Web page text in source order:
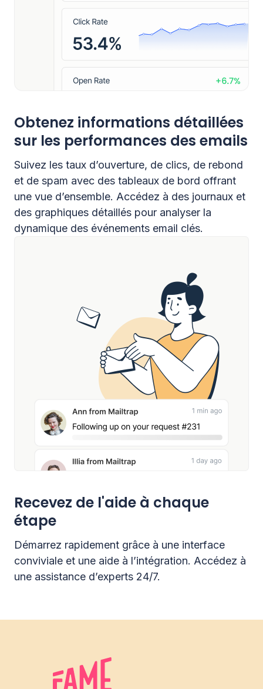
Obtenez informations détaillées
sur les performances des emails
Suivez les taux d’ouverture, de clics, de rebond
et de spam avec des tableaux de bord offrant
une vue d’ensemble. Accédez à des journaux et
des graphiques détaillés pour analyser la
dynamique des événements email clés.
Recevez de l'aide à chaque
étape
Démarrez rapidement grâce à une interface
conviviale et une aide à l’intégration. Accédez à
une assistance d’experts 24/7.